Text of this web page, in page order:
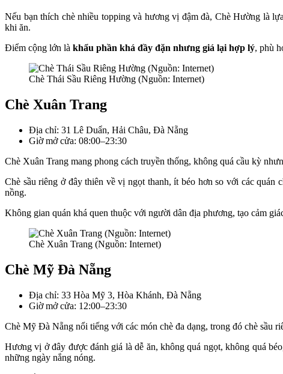
Nếu bạn thích chè nhiều topping và hương vị đậm đà, Chè Hường là
khi ăn.
Điểm cộng lớn là khẩu phần khá đầy đặn nhưng giá lại hợp lý, phù
Chè Thái Sầu Riêng Hường (Nguồn: Internet)
Chè Xuân Trang
Địa chỉ: 31 Lê Duẩn, Hải Châu, Đà Nẵng
Giờ mở cửa: 08:00–23:30
Chè Xuân Trang mang phong cách truyền thống, không quá cầu kỳ
Chè sầu riêng ở đây thiên về vị ngọt thanh, ít béo hơn so với các
nồng.
Không gian quán khá quen thuộc với người dân địa phương, tạo cảm
Chè Xuân Trang (Nguồn: Internet)
Chè Mỹ Đà Nẵng
Địa chỉ: 33 Hòa Mỹ 3, Hòa Khánh, Đà Nẵng
Giờ mở cửa: 12:00–23:30
Chè Mỹ Đà Nẵng nổi tiếng với các món chè đa dạng, trong đó chè sầu
Hương vị ở đây được đánh giá là dễ ăn, không quá ngọt, không quá
những ngày nắng nóng.